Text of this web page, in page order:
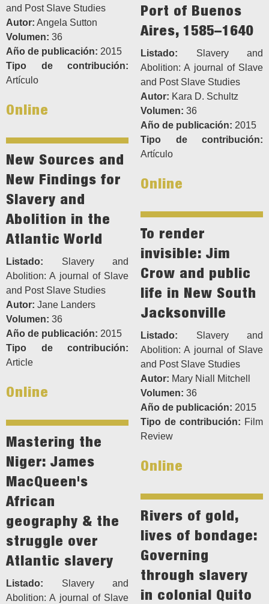
and Post Slave Studies
Autor: Angela Sutton
Volumen: 36
Año de publicación: 2015
Tipo de contribución:
Artículo
Online
Port of Buenos
Aires, 1585–1640
Listado: Slavery and
Abolition: A journal of Slave
and Post Slave Studies
Autor: Kara D. Schultz
Volumen: 36
Año de publicación: 2015
Tipo de contribución:
Artículo
Online
New Sources and
New Findings for
Slavery and
Abolition in the
Atlantic World
Listado: Slavery and
Abolition: A journal of Slave
and Post Slave Studies
Autor: Jane Landers
Volumen: 36
Año de publicación: 2015
Tipo de contribución:
Article
Online
To render
invisible: Jim
Crow and public
life in New South
Jacksonville
Listado: Slavery and
Abolition: A journal of Slave
and Post Slave Studies
Autor: Mary Niall Mitchell
Volumen: 36
Año de publicación: 2015
Tipo de contribución: Film
Review
Online
Mastering the
Niger: James
MacQueen's
African
geography & the
struggle over
Atlantic slavery
Listado: Slavery and
Abolition: A journal of Slave
Rivers of gold,
lives of bondage:
Governing
through slavery
in colonial Quito